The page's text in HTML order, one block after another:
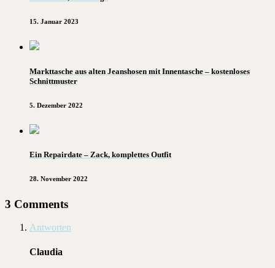
15. Januar 2023
Markttasche aus alten Jeanshosen mit Innentasche – kostenloses
Schnittmuster
5. Dezember 2022
Ein Repairdate – Zack, komplettes Outfit
28. November 2022
3 Comments
Antworten
Claudia